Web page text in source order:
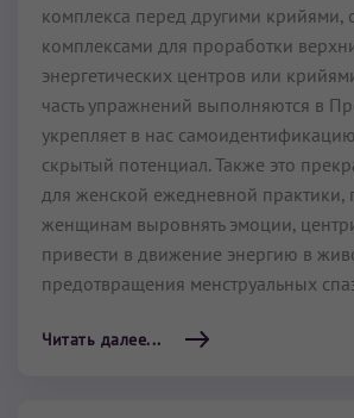
комплекса перед другими крийями,
комплексами для проработки
энергетических центров или
часть упражнений выполняются в
укрепляет в нас
скрытый потенциал. Также это
для женской ежедневной
женщинам выровнять эмоции,
привести в движение энергию в
предотвращения менструальных
Читать далее...